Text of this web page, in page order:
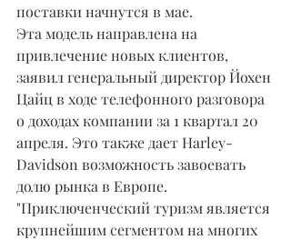
поставки начнутся в мае.
Эта модель направлена на
привлечение новых клиентов,
заявил генеральный директор Йохен
Цайц в ходе телефонного разговора
о доходах компании за 1 квартал 20
апреля. Это также дает Harley-
Davidson возможность завоевать
долю рынка в Европе.
"Приключенческий туризм является
крупнейшим сегментом на многих